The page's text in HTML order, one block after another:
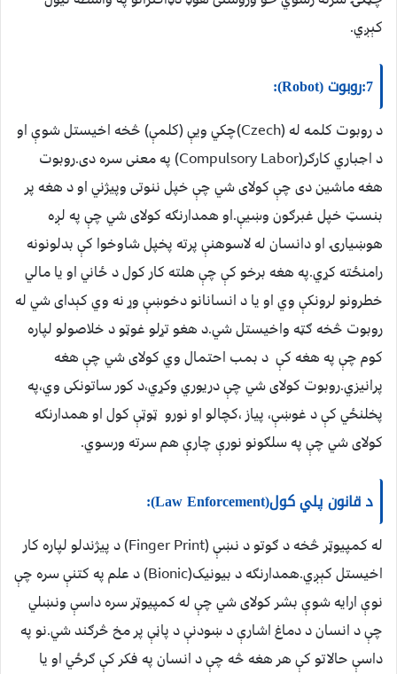
کېږي.
7:روبوت (Robot):
د روبوت کلمه له (Czech)چکي ويې (کلمې) څخه اخيستل شوې او
د اجباري کارګر(Compulsory Labor) په معنی سره دی.روبوت
هغه ماشين دی چې کولای شي چې خپل ننوتی وپيژني او د هغه پر
بنسټ خپل غبرګون وښيې.او همدارنګه کولای شي چې په لږه
هوښيارۍ او دانسان له لاسوهنې پرته پخپل شاوخوا کې بدلونونه
رامنځته کړي.په هغه برخو کې چې هلته کار کول د ځاني او يا مالي
خطرونو لرونکې وي او يا د انسانانو دخوښې وړ نه وي کېدای شي له
روبوت څخه ګټه واخيستل شي.د هغو تړلو غوټو د خلاصولو لپاره
کوم چې په هغه کې د بمب احتمال وي کولای شي چې هغه
پرانيزي.روبوت کولای شي چې دريوري وکړي،د کور ساتونکی وي،په
پخلنځي کې د غوښې، پياز ،کچالو او نورو ټوټې کول او همدارنګه
کولای شي چې په سلګونو نورې چارې هم سرته ورسوي.
د قانون پلي کول(Law Enforcement):
له کمپيوټر څخه د ګوتو د نښې (Finger Print) د پيژندلو لپاره کار
اخيستل کېږي.همدارنګه د بيونيک(Bionic) د علم په کتنې سره چې
نوې ارايه شوې بشر کولای شي چې له کمپيوټر سره داسې ونښلي
چې د انسان د دماغ اشارې د ښودنې د پاڼې پر مخ څرګند شي.نو په
داسې حالاتو کې هر هغه څه چې د انسان په فکر کې ګرځي او يا